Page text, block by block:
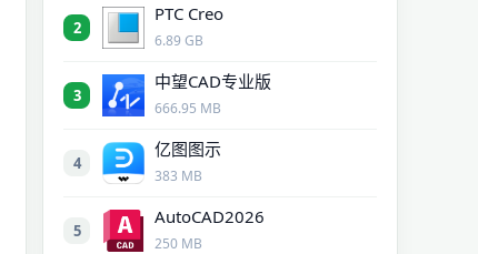
2
PTC Creo
6.89 GB
3
中望CAD专业版
666.95 MB
4
亿图图示
383 MB
5
AutoCAD2026
250 MB